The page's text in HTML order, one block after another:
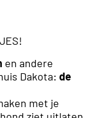
en andere
Dakota: de
met je